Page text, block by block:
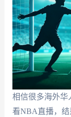
相信很多海外华
看NBA直播，结